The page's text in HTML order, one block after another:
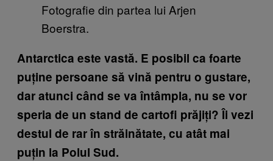
Fotografie din partea lui Arjen
Boerstra.
Antarctica este vastă. E posibil ca foarte
puține persoane să vină pentru o gustare,
dar atunci când se va întâmpla, nu se vor
speria de un stand de cartofi prăjiți? Îi vezi
destul de rar în străinătate, cu atât mai
puțin la Polul Sud.